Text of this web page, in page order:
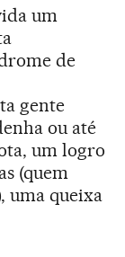
um
de
gente
ou até
um logro
(quem
uma queixa